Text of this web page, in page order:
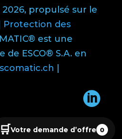
2026, propulsé sur le
Protection des
est une
de ESCO® S.A. en
|

🛒Votre demande d’offre 0